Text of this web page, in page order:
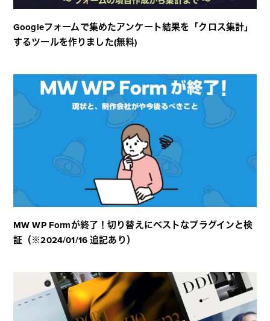
Googleフォームで集めたアンケート結果を「クロス集計」
するツールを作りました(無料)
MW WP Formが終了！切り替えにベストなプラグインと検
証（※2024/01/16 追記あり）